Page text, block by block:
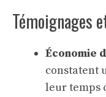
Témoignages
Économie
constatent
leur temps